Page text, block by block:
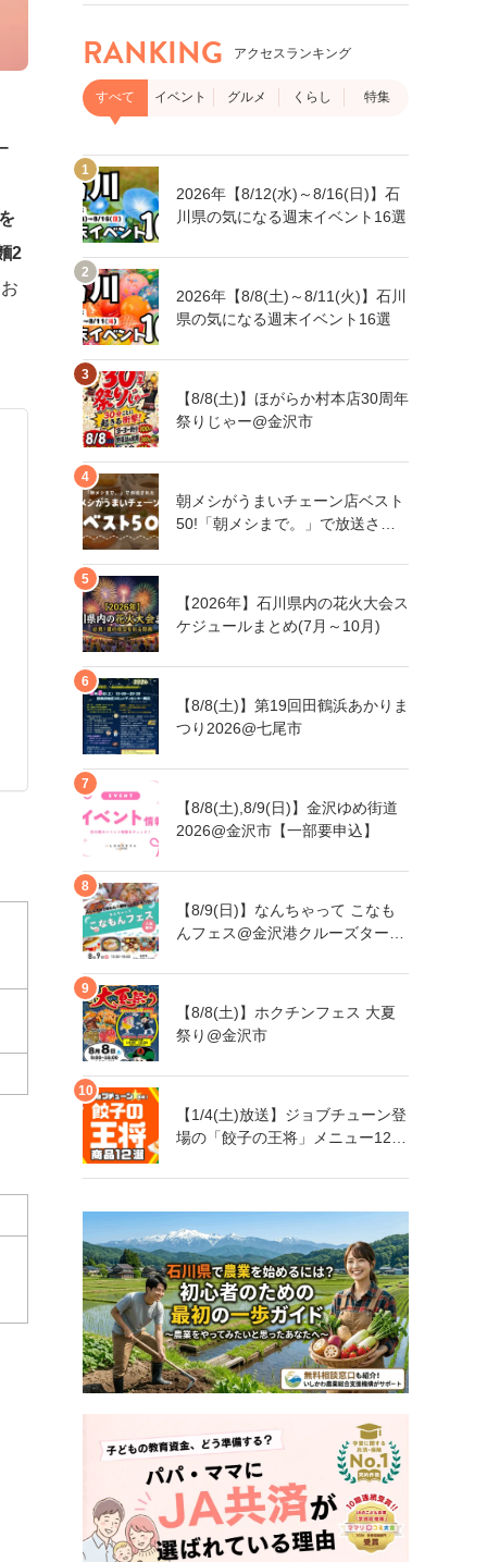
2
プールも!~
RANKING アクセスランキング
すべて イベント グルメ くらし 特集
2026年【8/12(水)～8/16(日)】石
川県の気になる週末イベント16選
2026年【8/8(土)～8/11(火)】石川
県の気になる週末イベント16選
【8/8(土)】ほがらか村本店30周年
祭りじゃー@金沢市
朝メシがうまいチェーン店ベスト
50!「朝メシまで。」で放送され
県にもあるあの店舗!
【2026年】石川県内の花火大会ス
ケジュールまとめ(7月～10月)
【8/8(土)】第19回田鶴浜あかりま
つり2026@七尾市
【8/8(土),8/9(日)】金沢ゆめ街道
2026@金沢市【一部要申込】
【8/9(日)】なんちゃって こなも
んフェス@金沢港クルーズターミ
【8/8(土)】ホクチンフェス 大夏
祭り@金沢市
【1/4(土)放送】ジョブチューン登
場の「餃子の王将」メニュー12品